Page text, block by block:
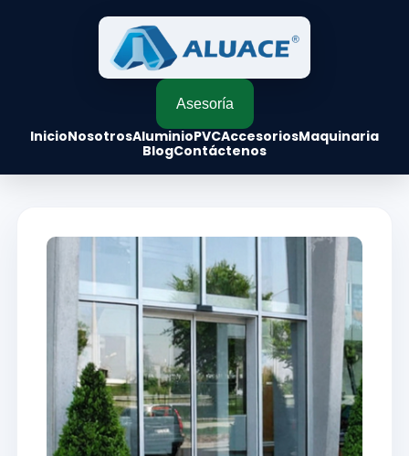
InicioNosotrosAluminioPVCAccesoriosMaquinaria
BlogContáctenos
Asesoría